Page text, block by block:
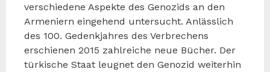
verschiedene Aspekte des Genozids an den
Armeniern eingehend untersucht. Anlässlich
des 100. Gedenkjahres des Verbrechens
erschienen 2015 zahlreiche neue Bücher. Der
türkische Staat leugnet den Genozid weiterhin